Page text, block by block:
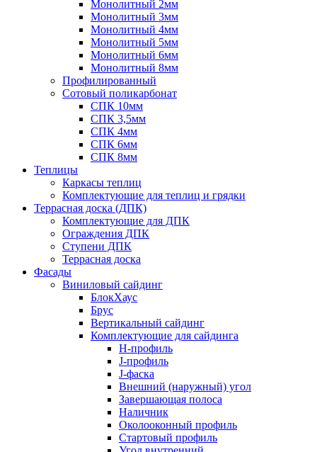
Монолитный 2мм
Монолитный 3мм
Монолитный 4мм
Монолитный 5мм
Монолитный 6мм
Монолитный 8мм
Профилированный
Сотовый поликарбонат
СПК 10мм
СПК 3,5мм
СПК 4мм
СПК 6мм
СПК 8мм
Теплицы
Каркасы теплиц
Комплектующие для теплиц и грядки
Террасная доска (ДПК)
Комплектующие для ДПК
Ограждения ДПК
Ступени ДПК
Террасная доска
Фасады
Виниловый сайдинг
БлокХаус
Брус
Вертикальный сайдинг
Комплектующие для сайдинга
H-профиль
J-профиль
J-фаска
Внешний (наружный) угол
Завершающая полоса
Наличник
Околооконный профиль
Стартовый профиль